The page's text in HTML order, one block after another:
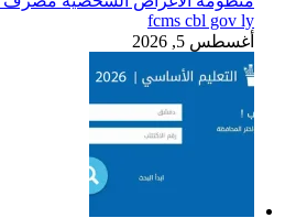
fcms cbl gov ly
أغسطس 5, 2026